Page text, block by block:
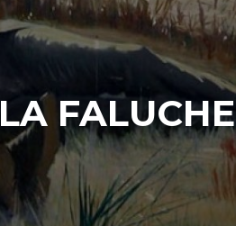
LA FALUCHE